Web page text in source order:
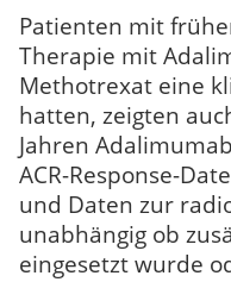
Patienten mit
Therapie mit
Methotrexat eine
hatten, zeigten
Jahren
ACR-Response-
und Daten zur
unabhängig ob
eingesetzt wurde